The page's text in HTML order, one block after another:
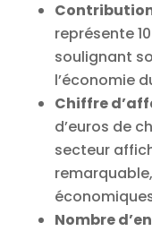
Contribution
représente
soulignant
l’économie
Chiffre
d’euros de
secteur
Nombre